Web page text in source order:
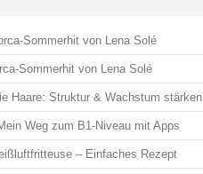
Sommerhit von Lena Solé
Sommerhit von Lena Solé
Haare: Struktur & Wachstum stärken
Weg zum B1-Niveau mit Apps
– Einfaches Rezept